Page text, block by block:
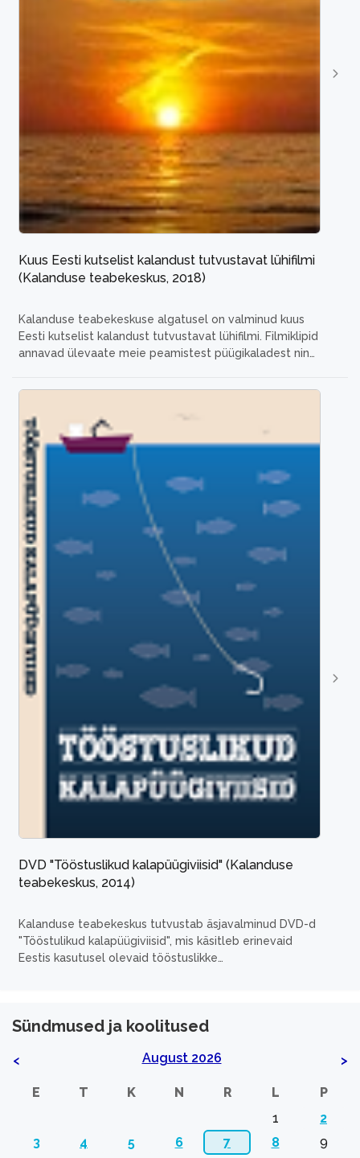
Kuus Eesti kutselist kalandust tutvustavat lühifilmi
(Kalanduse teabekeskus, 2018)
Kalanduse teabekeskuse algatusel on valminud kuus
Eesti kutselist kalandust tutvustavat lühifilmi. Filmiklipid
annavad ülevaate meie peamistest püügikaladest ning
allalaadimisekskõigile, kes huvituvad mereriik...
DVD "Tööstuslikud kalapüügiviisid" (Kalanduse
teabekeskus, 2014)
Kalanduse teabekeskus tutvustab äsjavalminud DVD-d
"Tööstulikud kalapüügiviisid", mis käsitleb erinevaid
Eestis kasutusel olevaid tööstuslikke
Sündmused ja koolitused
< August 2026 >
E T K N R L
P
1
2
3
4 5 6 7 8
9